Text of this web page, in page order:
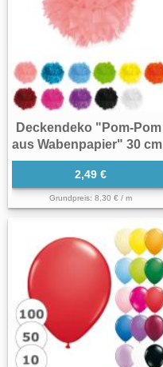
Deckendeko "Pom-Pom
aus Wabenpapier" 30 cm
2,49 €
Grundpreis: 8,30 € / m